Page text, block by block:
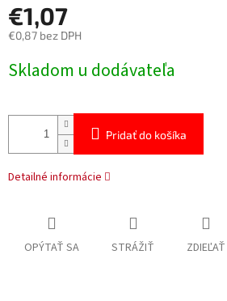
€1,07
€0,87 bez DPH
cena:
Skladom u dodávateľa
Pridať do košíka
Detailné informácie
OPÝTAŤ SA STRÁŽIŤ ZDIEĽAŤ